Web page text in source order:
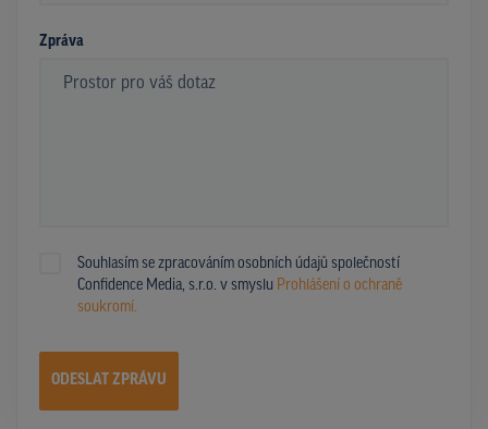
Zpráva
Souhlasím se zpracováním osobních údajů společností
Confidence Media, s.r.o. v smyslu Prohlášení o ochraně
soukromí.
ODESLAT ZPRÁVU